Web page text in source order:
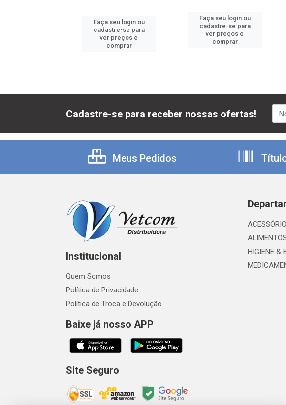
Faça seu login ou
cadastre-se para
ver preços e
comprar
Faça seu login ou
cadastre-se para
ver preços e
comprar
Cadastre-se para receber nossas ofertas!
Meus Pedidos
Institucional
Quem Somos
Política de Privacidade
Política de Troca e Devolução
Baixe já nosso APP
Site Seguro
ALIMENTOS
HIGIENE &